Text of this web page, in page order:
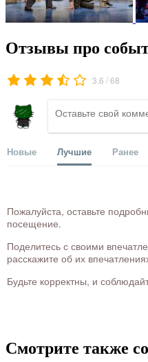
Отзывы про
3.6 /68
Новые Лучшие Ранее
Пожалуйста, оставьте
посещение.
Поделитесь с своими
расскажите об их
Будьте корректны, и
Смотрите также